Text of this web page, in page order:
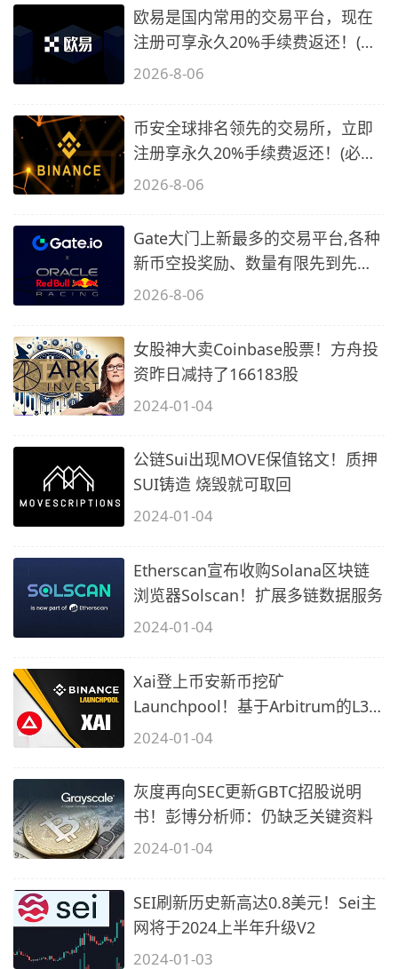
欧易是国内常用的交易平台，现在
注册可享永久20%手续费返还！(必
备1)
2026-8-06
币安全球排名领先的交易所，立即
注册享永久20%手续费返还！(必备
2)
2026-8-06
Gate大门上新最多的交易平台,各种
新币空投奖励、数量有限先到先
得…
2026-8-06
女股神大卖Coinbase股票！方舟投
资昨日减持了166183股
2024-01-04
公链Sui出现MOVE保值铭文！质押
SUI铸造 烧毁就可取回
2024-01-04
Etherscan宣布收购Solana区块链
浏览器Solscan！扩展多链数据服务
2024-01-04
Xai登上币安新币挖矿
Launchpool！基于Arbitrum的L3
游戏区块链
2024-01-04
灰度再向SEC更新GBTC招股说明
书！彭博分析师：仍缺乏关键资料
2024-01-04
SEI刷新历史新高达0.8美元！Sei主
网将于2024上半年升级V2
2024-01-03